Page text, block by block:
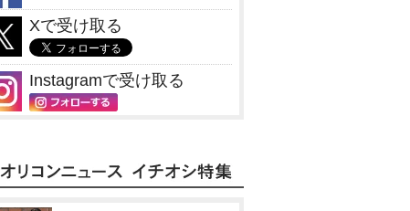
Xで受け取る
Instagramで受け取る